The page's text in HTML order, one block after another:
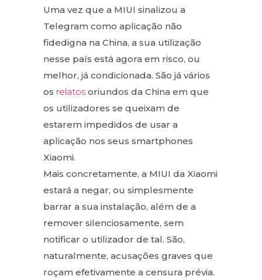
Uma vez que a MIUI sinalizou a
Telegram como aplicação não
fidedigna na China, a sua utilização
nesse país está agora em risco, ou
melhor, já condicionada. São já vários
os relatos oriundos da China em que
os utilizadores se queixam de
estarem impedidos de usar a
aplicação nos seus smartphones
Xiaomi.
Mais concretamente, a MIUI da Xiaomi
estará a negar, ou simplesmente
barrar a sua instalação, além de a
remover silenciosamente, sem
notificar o utilizador de tal. São,
naturalmente, acusações graves que
roçam efetivamente a censura prévia.